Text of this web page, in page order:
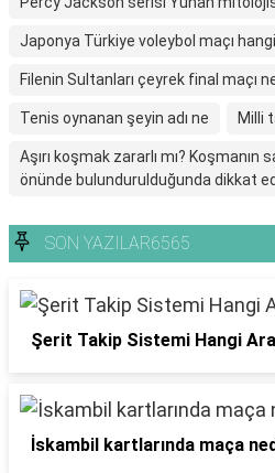
Japonya Türkiye voleybol maçı
Filenin Sultanları çeyrek final maçı
Tenis oynanan şeyin adı ne Milli
Aşırı koşmak zararlı mı? Koşmanın
önünde bulundurulduğunda dikkat
SON YAZILAR6565
Şerit Takip Sistemi Hangi
İskambil kartlarında maça